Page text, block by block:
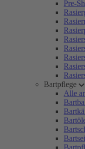
Pre-
Bartpflege
Alle